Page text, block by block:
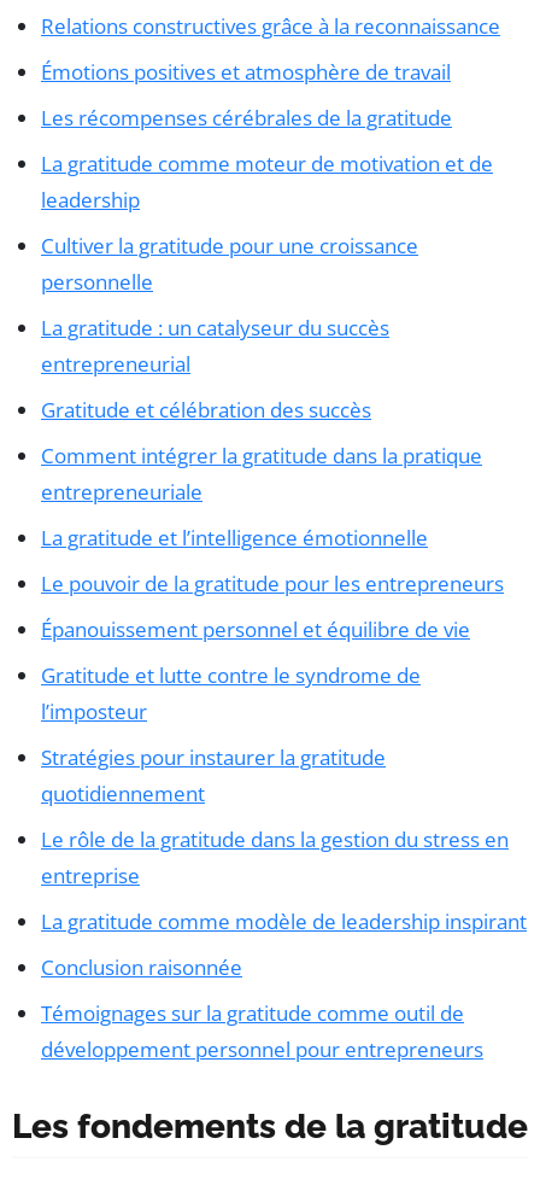
Relations constructives grâce à la reconnaissance
Émotions positives et atmosphère de travail
Les récompenses cérébrales de la gratitude
La gratitude comme moteur de motivation et de
leadership
Cultiver la gratitude pour une croissance
personnelle
La gratitude : un catalyseur du succès
entrepreneurial
Gratitude et célébration des succès
Comment intégrer la gratitude dans la pratique
entrepreneuriale
La gratitude et l’intelligence émotionnelle
Le pouvoir de la gratitude pour les entrepreneurs
Épanouissement personnel et équilibre de vie
Gratitude et lutte contre le syndrome de
l’imposteur
Stratégies pour instaurer la gratitude
quotidiennement
Le rôle de la gratitude dans la gestion du stress en
entreprise
La gratitude comme modèle de leadership inspirant
Conclusion raisonnée
Témoignages sur la gratitude comme outil de
développement personnel pour entrepreneurs
Les fondements de la gratitude